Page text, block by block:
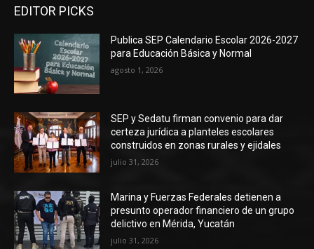
EDITOR PICKS
Publica SEP Calendario Escolar 2026-2027
para Educación Básica y Normal
agosto 1, 2026
SEP y Sedatu firman convenio para dar
certeza jurídica a planteles escolares
construidos en zonas rurales y ejidales
julio 31, 2026
Marina y Fuerzas Federales detienen a
presunto operador financiero de un grupo
delictivo en Mérida, Yucatán
julio 31, 2026